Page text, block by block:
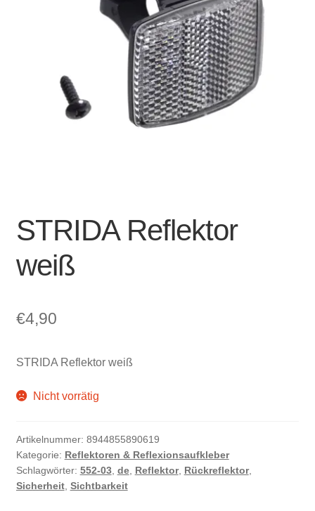
STRIDA Reflektor
weiß
€4,90
STRIDA Reflektor weiß
Nicht vorrätig
Artikelnummer: 8944855890619
Kategorie: Reflektoren & Reflexionsaufkleber
Schlagwörter: 552-03, de, Reflektor, Rückreflektor,
Sicherheit, Sichtbarkeit